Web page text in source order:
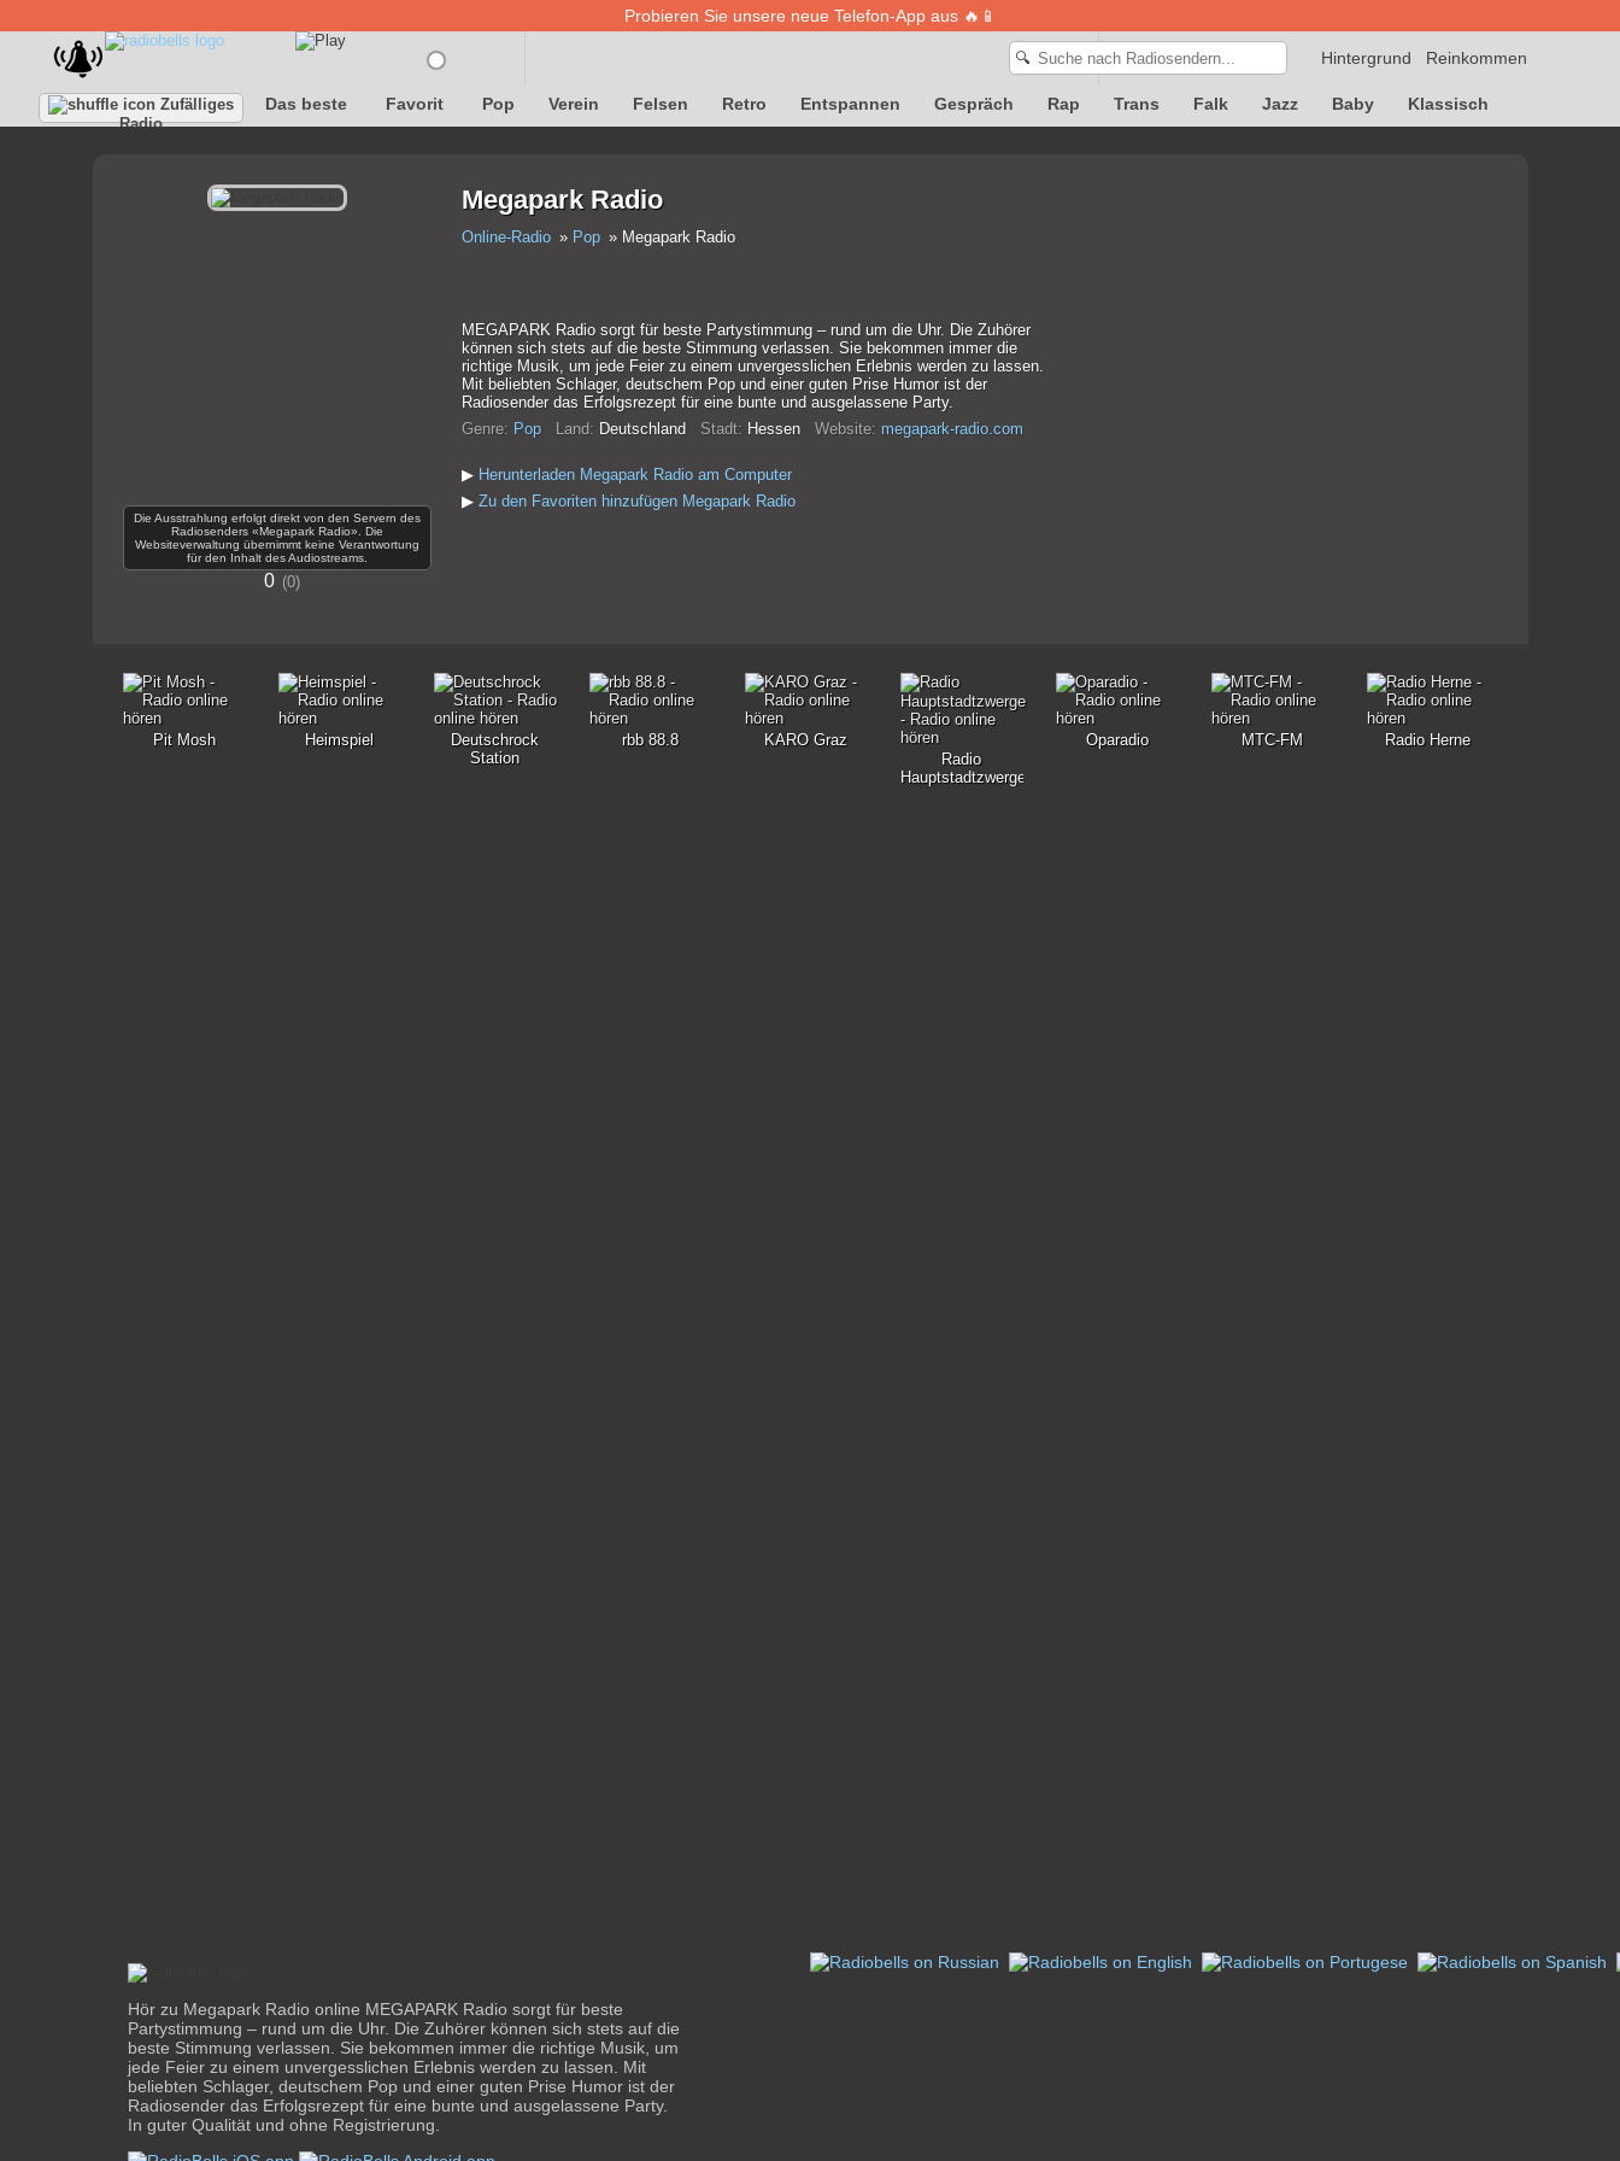
Probieren Sie unsere neue Telefon-App aus 🔥📱
Reinkommen
Hintergrund
🔍
Zufälliges
Radio
Das beste Favorit Pop Verein Felsen Retro Entspannen Gespräch Rap Trans Falk Jazz Baby Klassisch
Die Ausstrahlung erfolgt direkt von den Servern des
Radiosenders «Megapark Radio». Die
Websiteverwaltung übernimmt keine Verantwortung
für den Inhalt des Audiostreams.
0 0
Megapark Radio
Online-Radio Pop Megapark Radio
MEGAPARK Radio sorgt für beste Partystimmung – rund um die Uhr. Die Zuhörer
können sich stets auf die beste Stimmung verlassen. Sie bekommen immer die
richtige Musik, um jede Feier zu einem unvergesslichen Erlebnis werden zu lassen.
Mit beliebten Schlager, deutschem Pop und einer guten Prise Humor ist der
Radiosender das Erfolgsrezept für eine bunte und ausgelassene Party.
Genre: Pop Land: Deutschland Stadt: Hessen Website: megapark-radio.com
▶ Herunterladen Megapark Radio am Computer
▶ Zu den Favoriten hinzufügen Megapark Radio
Pit Mosh Heimspiel
Deutschrock
Station
rbb 88.8
KARO Graz
Radio
Hauptstadtzwerge
Oparadio MTC-FM Radio Herne
Hör zu Megapark Radio online MEGAPARK Radio sorgt für beste
Partystimmung – rund um die Uhr. Die Zuhörer können sich stets auf die
beste Stimmung verlassen. Sie bekommen immer die richtige Musik, um
jede Feier zu einem unvergesslichen Erlebnis werden zu lassen. Mit
beliebten Schlager, deutschem Pop und einer guten Prise Humor ist der
Radiosender das Erfolgsrezept für eine bunte und ausgelassene Party.
In guter Qualität und ohne Registrierung.